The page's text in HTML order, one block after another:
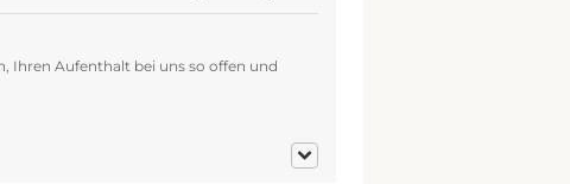
Ihren Aufenthalt bei uns so offen und